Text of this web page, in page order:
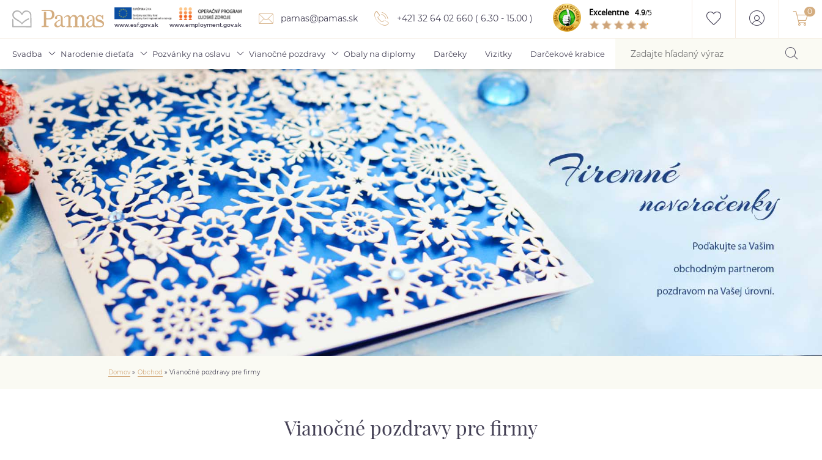
www.esf.gov.sk www.employment.gov.sk
pamas@pamas.sk +421 32 64 02 660 ( 6.30 - 15.00 )
Excelentne 4.9/5
Svadba Narodenie dieťaťa Pozvánky na oslavu Vianočné pozdravy Obaly na diplomy Darčeky Vizitky Darčekové krabice
Domov» Obchod »Vianočné pozdravy pre firmy
Vianočné pozdravy pre firmy